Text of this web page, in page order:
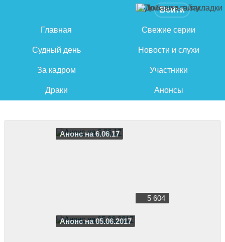
Войти
Главная Свежие серии
Судный день Новости и слухи
За кадром Участники
Драки Анонсы
Анонс на 6.06.17
5 604
Анонс на 05.06.2017